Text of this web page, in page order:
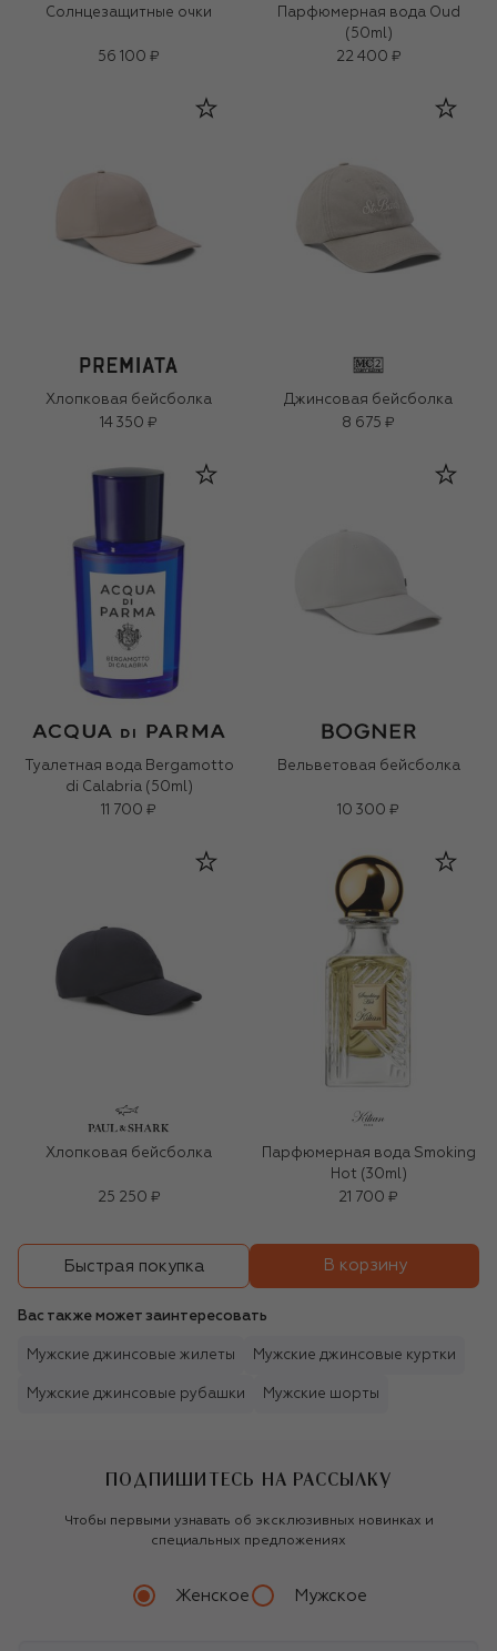
Солнцезащитные очки
56 100 ₽
Парфюмерная вода Oud
(50ml)
22 400 ₽
Хлопковая бейсболка
14 350 ₽
Джинсовая бейсболка
8 675 ₽
Туалетная вода Bergamotto
di Calabria (50ml)
11 700 ₽
Вельветовая бейсболка
10 300 ₽
Хлопковая бейсболка
25 250 ₽
Парфюмерная вода Smoking
Hot (30ml)
21 700 ₽
Быстрая покупка В корзину
Вас также может заинтересовать
Мужские джинсовые жилеты Мужские джинсовые куртки
Мужские джинсовые рубашки Мужские шорты
ПОДПИШИТЕСЬ НА РАССЫЛКУ
Чтобы первыми узнавать об эксклюзивных новинках и
специальных предложениях
Женское Мужское